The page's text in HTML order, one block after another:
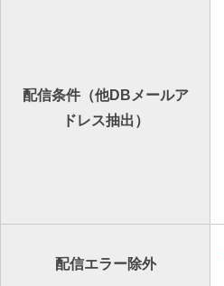
配信条件（他DBメールア
ドレス抽出）
配信エラー除外